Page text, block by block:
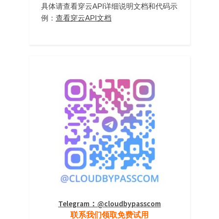
具体请查看穿云API详细说明文档和代码示
例： 查看穿云API文档
Telegram：@cloudbypasscom
联系我们领取免费试用